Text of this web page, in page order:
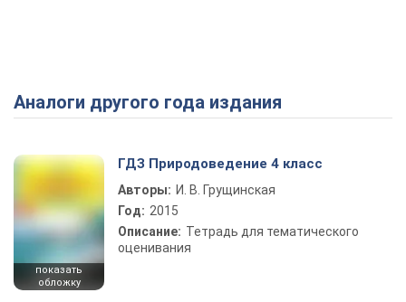
Аналоги другого года издания
показать
обложку
ГДЗ Природоведение 4 класс
Авторы: И. В. Грущинская
Год: 2015
Описание: Тетрадь для тематического
оценивания